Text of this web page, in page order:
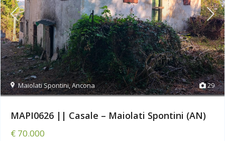
29
Maiolati Spontini,Ancona
MAPI0626 || Casale – Maiolati Spontini (AN)
€ 70.000